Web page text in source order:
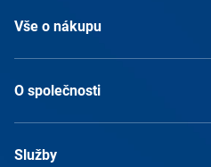
Vše o nákupu
O společnosti
Služby